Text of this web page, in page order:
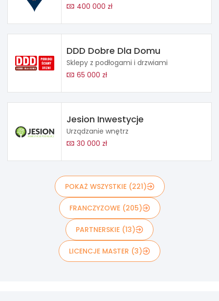
400 000 zł
DDD Dobre Dla Domu
Sklepy z podłogami i drzwiami
65 000 zł
Jesion Inwestycje
Urządzanie wnętrz
30 000 zł
POKAŻ WSZYSTKIE (221)
FRANCZYZOWE (205)
PARTNERSKIE (13)
LICENCJE MASTER (3)